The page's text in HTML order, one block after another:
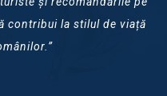
contribui la stilul de viață